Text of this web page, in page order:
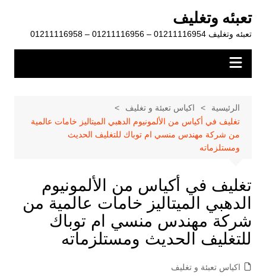
المحتوى
تعبئه وتغليف
تعبئه وتغليف 01211116954 – 01211116956 – 01211116958
الرئيسية
اكياس تعبئة و تغليف
تغليف في أكياس من الألمونيوم الدهبي الميتاليز خامات عالمية
من شركة مهندس منسي ام توباك للتغليف الحديث
ومستلزماته
تغليف في أكياس من الألمونيوم
الدهبي الميتاليز خامات عالمية من
شركة مهندس منسي ام توباك
للتغليف الحديث ومستلزماته
اكياس تعبئة و تغليف